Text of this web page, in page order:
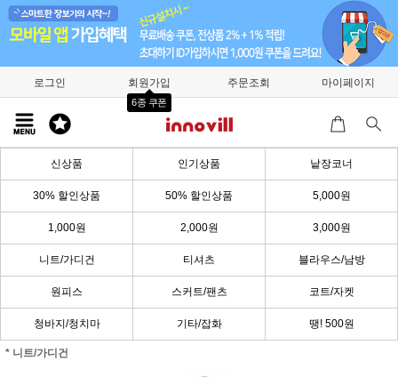
로그인 회원가입
6종 쿠폰
주문조회 마이페이지
신상품 인기상품 낱장코너
30% 할인상품 50% 할인상품 5,000원
1,000원 2,000원 3,000원
니트/가디건 티셔츠 블라우스/남방
원피스 스커트/팬츠 코트/자켓
청바지/청치마 기타/잡화 땡! 500원
* 니트/가디건